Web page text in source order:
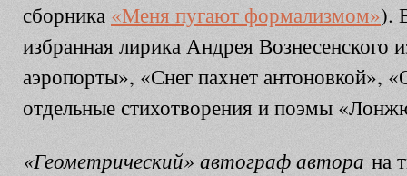
сборника «Меня пугают формализмом»).
избранная лирика Андрея Вознесенского
аэропорты», «Снег пахнет антоновкой»,
отдельные стихотворения и поэмы
«Геометрический» автограф автора на